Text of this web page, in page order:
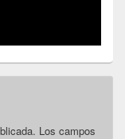
Los campos